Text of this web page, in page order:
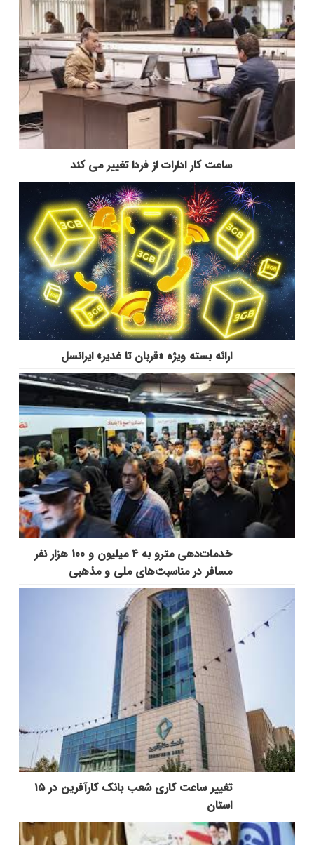
ساعت کار ادارات از فردا تغییر می کند
ارائه بسته ویژه «قربان تا غدیر» ایرانسل
خدمات‌دهي مترو به 4 ميليون و 100 هزار نفر
مسافر در مناسبت‌هاي ملي و مذهبي
تغییر ساعت کاری شعب بانک کارآفرین در ۱۵
استان